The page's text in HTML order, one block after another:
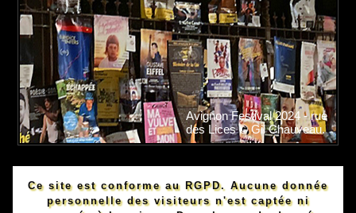
Avignon Festival 2024 - rue
des Lices © Gil Chauveau.
Ce site est conforme au RGPD. Aucune donnée
personnelle des visiteurs n'est captée ni